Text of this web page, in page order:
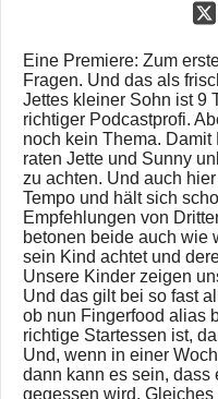
Eine Premiere: Zum
Fragen. Und das als
Jettes kleiner Sohn ist 9
richtiger Podcastprofi.
noch kein Thema.
raten Jette und Sunny
zu achten. Und auch
Tempo und hält sich
Empfehlungen von
betonen beide auch wie
sein Kind achtet und
Unsere Kinder zeigen
Und das gilt bei so fast
ob nun Fingerfood alias
richtige Startessen ist,
Und, wenn in einer
dann kann es sein, dass
gegessen wird.